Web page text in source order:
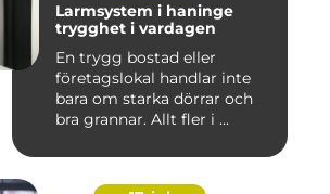
Larmsystem i haninge
trygghet i vardagen
En trygg bostad eller
företagslokal handlar inte
bara om starka dörrar och
bra grannar. Allt fler i ...